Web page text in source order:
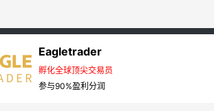
资讯
© 2025 Eagletrader 版权所有 非商用版本
Eagletrader
孵化全球顶尖交易员
参与90%盈利分润